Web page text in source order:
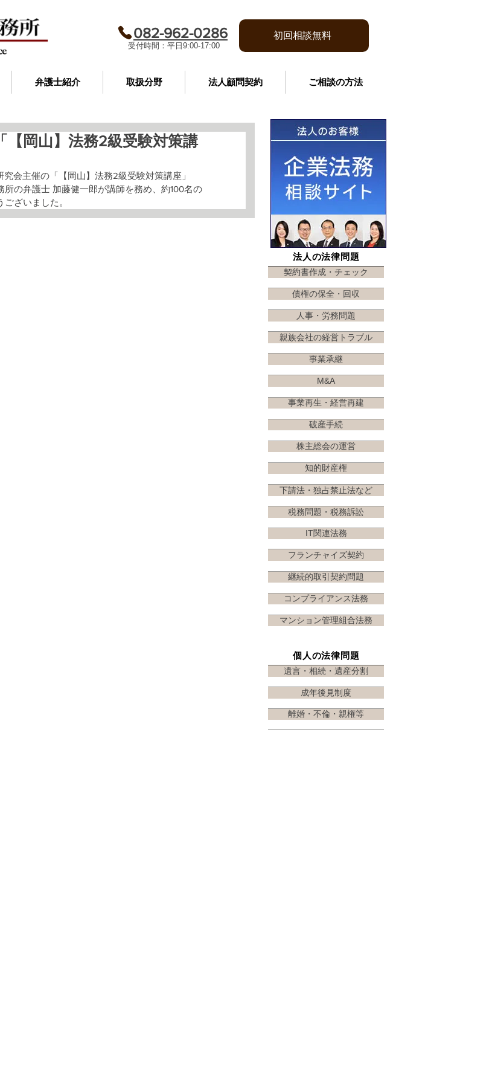
初回相談無料
082-962-0286
​受付時間：平日9:00-17:00
弁護士紹介 取扱分野 法人顧問契約 ご相談の方法
【岡山】法務2級受験対策講
会主催の「【岡山】法務2級受験対策講座」
所の弁護士 加藤健一郎が講師を務め、約100名の
ざいました。
法人の法律問題
契約書作成・チェック
債権の保全・回収
人事・労務問題
親族会社の経営トラブル
事業承継
M&A
事業再生・経営再建
破産手続
個人の法律問題
遺言・相続・遺産分割
成年後見制度
離婚・不倫・親権等
株主総会の運営
知的財産権
税務問題・税務訴訟
下請法・独占禁止法など
フランチャイズ契約
IT関連法務
継続的取引契約問題
コンプライアンス法務
マンション管理組合法務